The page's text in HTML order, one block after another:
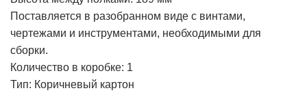
Поставляется в разобранном виде с винтами,
чертежами и инструментами, необходимыми для
сборки.
Количество в коробке: 1
Тип: Коричневый картон